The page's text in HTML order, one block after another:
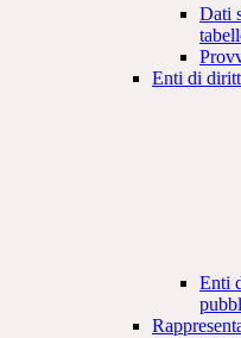
Dati
Enti di
Enti